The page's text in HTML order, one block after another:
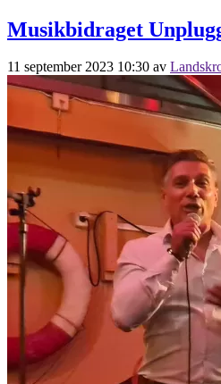
Musikbidraget
11 september 2023 10:30 av